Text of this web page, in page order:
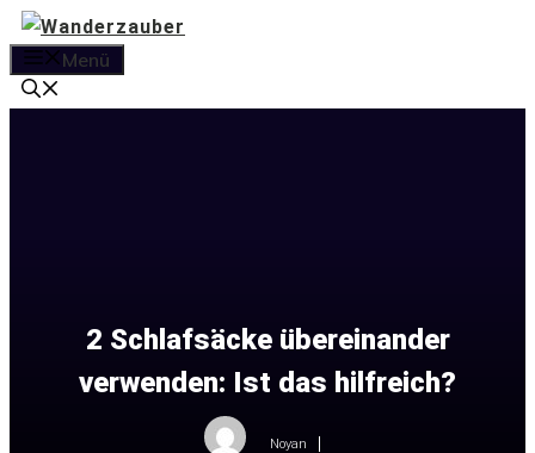
Zum
Inhalt
springen
Menü
2 Schlafsäcke übereinander
verwenden: Ist das hilfreich?
Noyan